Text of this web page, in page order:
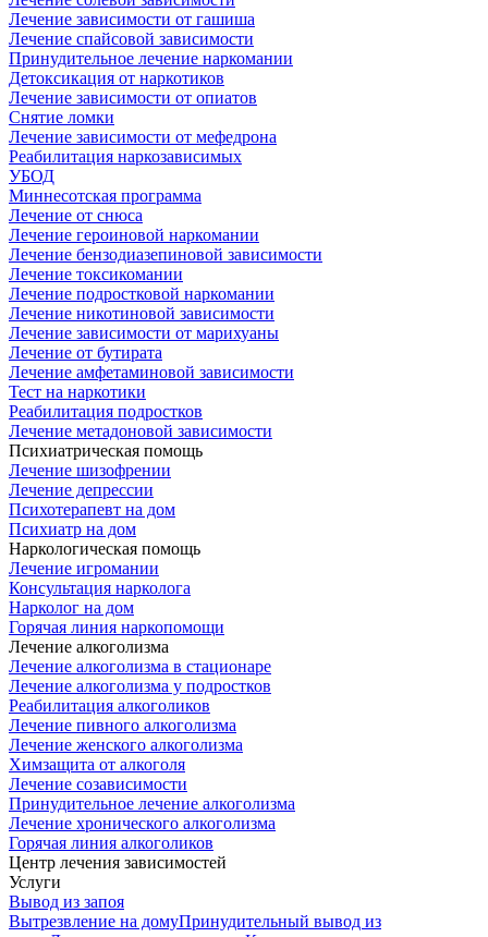
Лечение зависимости от гашиша
Лечение спайсовой зависимости
Принудительное лечение наркомании
Детоксикация от наркотиков
Лечение зависимости от опиатов
Снятие ломки
Лечение зависимости от мефедрона
Реабилитация наркозависимых
УБОД
Миннесотская программа
Лечение от снюса
Лечение героиновой наркомании
Лечение бензодиазепиновой зависимости
Лечение токсикомании
Лечение подростковой наркомании
Лечение никотиновой зависимости
Лечение зависимости от марихуаны
Лечение от бутирата
Лечение амфетаминовой зависимости
Тест на наркотики
Реабилитация подростков
Лечение метадоновой зависимости
Психиатрическая помощь
Лечение шизофрении
Лечение депрессии
Психотерапевт на дом
Психиатр на дом
Наркологическая помощь
Лечение игромании
Консультация нарколога
Нарколог на дом
Горячая линия наркопомощи
Лечение алкоголизма
Лечение алкоголизма в стационаре
Лечение алкоголизма у подростков
Реабилитация алкоголиков
Лечение пивного алкоголизма
Лечение женского алкоголизма
Химзащита от алкоголя
Лечение созависимости
Принудительное лечение алкоголизма
Лечение хронического алкоголизма
Горячая линия алкоголиков
Центр лечения зависимостей
Услуги
Вывод из запоя
Вытрезвление на домуПринудительный вывод из